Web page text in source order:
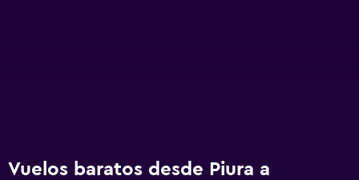
Vuelos baratos desde Piura a